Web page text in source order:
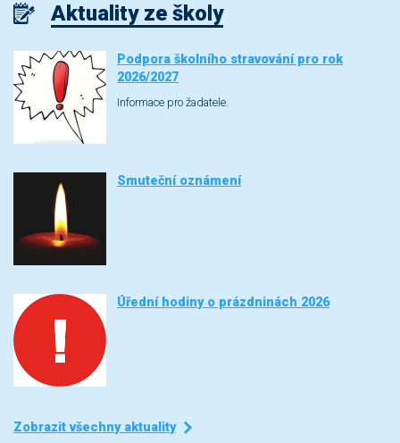
Aktuality ze školy
Podpora školního stravování pro rok
2026/2027
Informace pro žadatele.
Smuteční oznámení
Úřední hodiny o prázdninách 2026
Zobrazit všechny aktuality